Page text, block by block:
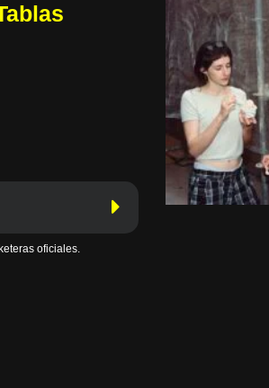
oficiales.